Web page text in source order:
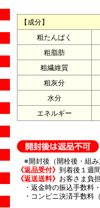
【成分】
粗たんぱく
粗脂肪
粗繊維質
粗灰分
水分
エネルギー
※開封後（開栓後・組み
《返品受付》 到着後１週
《返送送料》 お客さま負担
・返金時の振込手数料
・コンビニ決済手数料